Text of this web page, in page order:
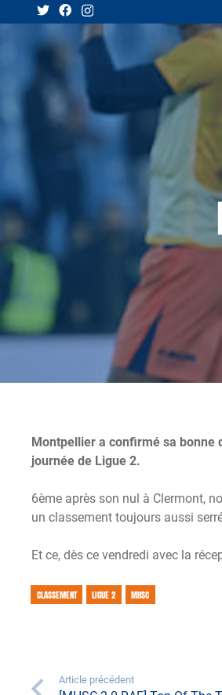
Montpellier a confirmé sa bonne
journée de Ligue 2.
6ème après son nul à Clermont,
un classement toujours aussi
Et ce, dès ce vendredi avec la
CLASSEMENT LIGUE 2 MHSC
Article précédent